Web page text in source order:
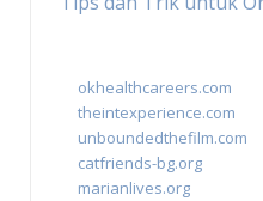
okhealthcareers.com
theintexperience.com
unboundedthefilm.com
catfriends-bg.org
marianlives.org